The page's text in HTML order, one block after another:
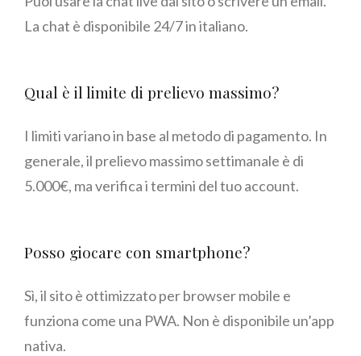
La chat è disponibile 24/7 in italiano.
Qual è il limite di prelievo massimo?
I limiti variano in base al metodo di pagamento. In
generale, il prelievo massimo settimanale è di
5.000€, ma verifica i termini del tuo account.
Posso giocare con smartphone?
Sì, il sito è ottimizzato per browser mobile e
funziona come una PWA. Non è disponibile un’app
nativa.